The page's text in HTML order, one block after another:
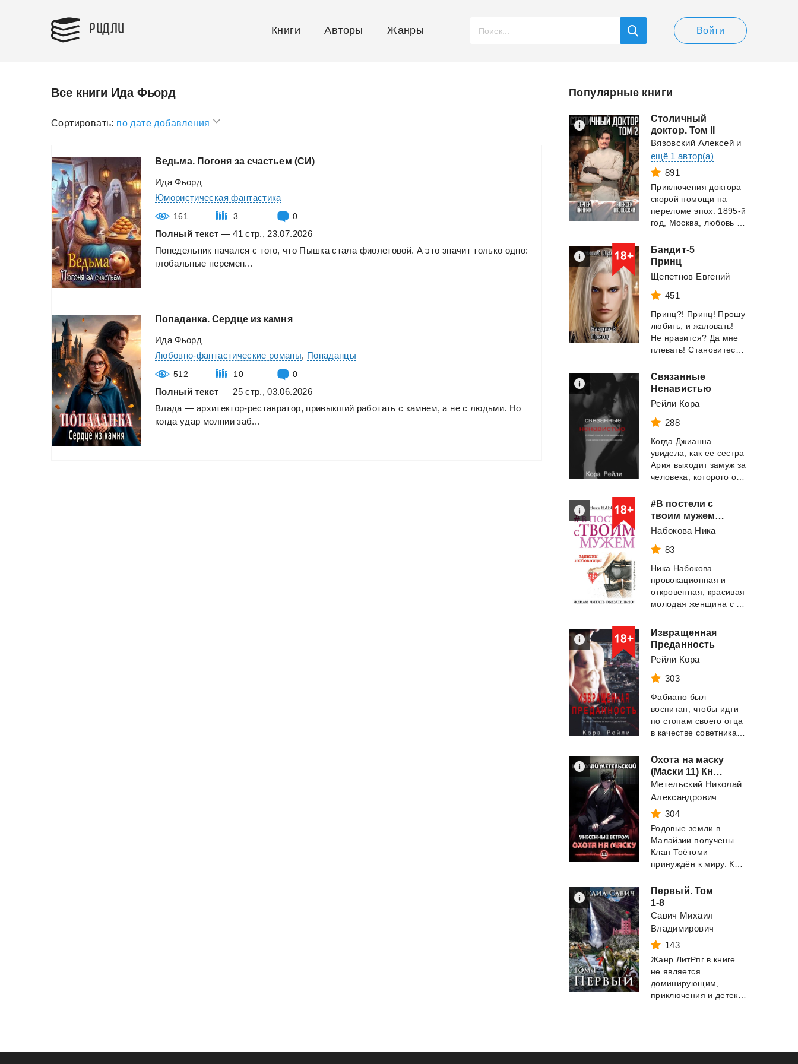
РИДЛИ Книги Авторы Жанры Войти
Все книги Ида Фьорд
Сортировать: по дате добавления
Ведьма. Погоня за счастьем (СИ)
Ида Фьорд
Юмористическая фантастика
161 3 0
Полный текст — 41 стр., 23.07.2026
Понедельник начался с того, что Пышка стала фиолетовой. А это значит только одно:
глобальные перемен...
Попаданка. Сердце из камня
Ида Фьорд
Любовно-фантастические романы, Попаданцы
512 10 0
Полный текст — 25 стр., 03.06.2026
Влада — архитектор-реставратор, привыкший работать с камнем, а не с людьми. Но
когда удар молнии заб...
Популярные книги
Столичный
доктор. Том II
Вязовский Алексейи
ещё 1 автор(а)
891
Приключения доктора
скорой помощи на
переломе эпох. 1895-й
Бандит-5
Принц
Щепетнов Евгений
451
Принц?! Принц! Прошу
любить, и жаловать!
Не нравится? Да мне
Связанные
Ненавистью
Рейли Кора
288
Когда Джианна
увидела, как ее сестра
Ария выходит замуж за
#В постели с
твоим мужем. Записки любовницы. Женам читать обязательно!
Набокова Ника
83
Ника Набокова –
провокационная и
откровенная, красивая
Извращенная
Преданность
Рейли Кора
303
Фабиано был
воспитан, чтобы идти
по стопам своего отца
Охота на маску
(Маски 11) Книга одиннадцатая
Метельский Николай
Александрович
304
Родовые земли в
Малайзии получены.
Клан Тоётоми
Первый. Том
1-8
Савич Михаил
Владимирович
143
Жанр ЛитРпг в книге
не является
доминирующим,